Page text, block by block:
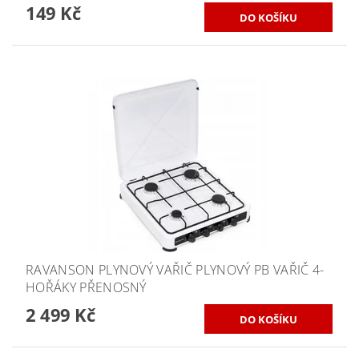
149 Kč
RAVANSON PLYNOVÝ VAŘIČ PLYNOVÝ PB VAŘIČ 4-
HOŘÁKY PŘENOSNÝ
2 499 Kč